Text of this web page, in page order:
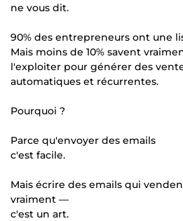
ne vous dit.
90% des entrepreneurs ont une
Mais moins de 10% savent
l'exploiter pour générer des
automatiques et récurrentes.
Pourquoi ?
Parce qu'envoyer des emails
c'est facile.
Mais écrire des emails qui
vraiment —
c'est un art.